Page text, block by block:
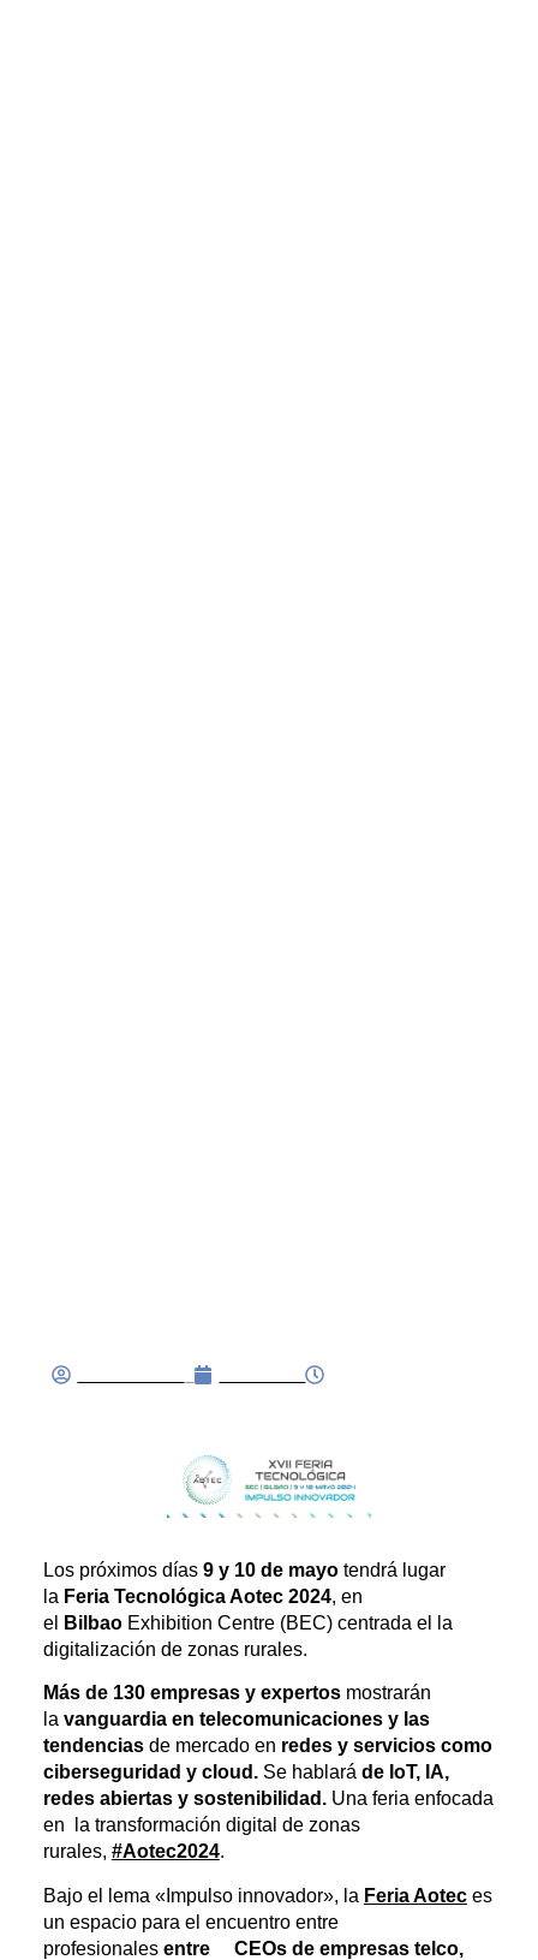
03/05/2024
Los próximos días 9 y 10 de mayotendrá lugar
la Feria Tecnológica Aotec 2024, en
el
BilbaoExhibition Centre (BEC) centrada el la
digitalización de zonas rurales.
Más de 130 empresas y expertos mostrarán
lavanguardia en telecomunicaciones y las
tendencias de mercado en redes y servicios como
ciberseguridad y cloud. Se hablaráde IoT, IA,
redes abiertas y sostenibilidad. Una feria enfocada
en la transformación digital de zonas
rurales, #Aotec2024.
Bajo el lema «Impulso innovador», la Feria Aoteces
un espacio para el encuentro entre
profesionales entre CEOs de empresas telco,